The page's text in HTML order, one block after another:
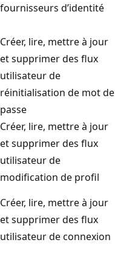
fournisseurs d’identité
Créer, lire, mettre à jour
et supprimer des flux
utilisateur de
réinitialisation de mot de
passe
Créer, lire, mettre à jour
et supprimer des flux
utilisateur de
modification de profil
Créer, lire, mettre à jour
et supprimer des flux
utilisateur de connexion